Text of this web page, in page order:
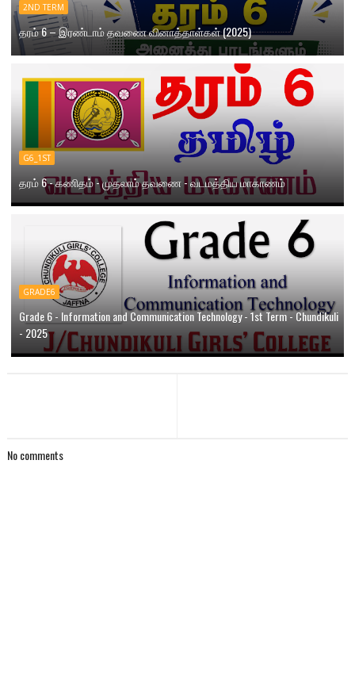
2ND TERM
தரம் 6 – இரண்டாம் தவணை வினாத்தாள்கள் (2025)
G6_1ST
தரம் 6 - கணிதம் - முதலாம் தவணை - வடமத்திய மாகாணம்
GRADE6
Grade 6 - Information and Communication Technology - 1st Term - Chundikuli
- 2025
No comments